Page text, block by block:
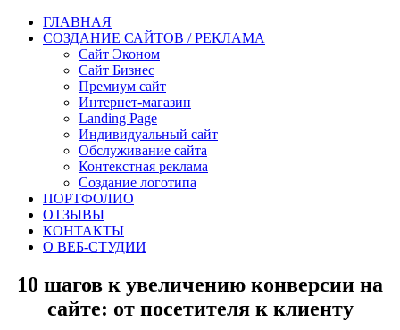
ГЛАВНАЯ
СОЗДАНИЕ САЙТОВ / РЕКЛАМА
Сайт Эконом
Сайт Бизнес
Премиум сайт
Интернет-магазин
Landing Page
Индивидуальный сайт
Обслуживание сайта
Контекстная реклама
Создание логотипа
ПОРТФОЛИО
ОТЗЫВЫ
КОНТАКТЫ
О ВЕБ-СТУДИИ
10 шагов к увеличению конверсии на
сайте: от посетителя к клиенту